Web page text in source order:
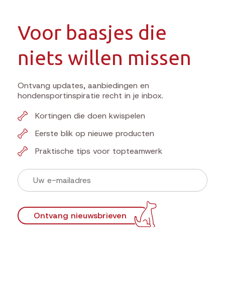
Voor baasjes die
niets willen missen
Ontvang updates, aanbiedingen en
hondensportinspiratie recht in je inbox.
Kortingen die doen kwispelen
Eerste blik op nieuwe producten
Praktische tips voor topteamwerk
Ontvang nieuwsbrieven